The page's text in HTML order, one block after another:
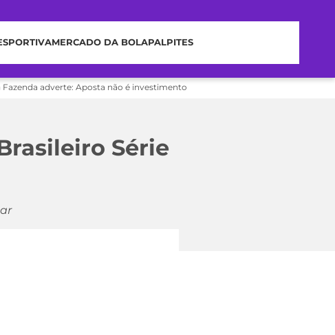
MERCADO DA BOLAPALPITES
adverte: Aposta não é investimento
Série